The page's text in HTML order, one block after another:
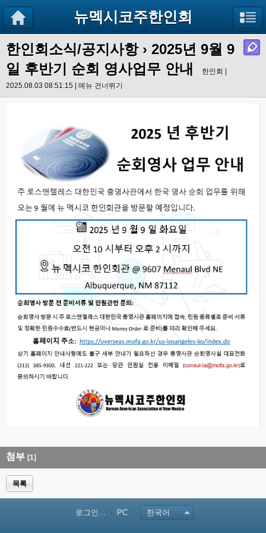
뉴멕시코주한인회
한인회소식/공지사항› 2025년 9월 9
일 후반기 순회 영사업무 안내
한인회 |
2025.08.03 08:51:15 | 메뉴 건너뛰기
첨부 [1]
목록
로그인... PC 한국어